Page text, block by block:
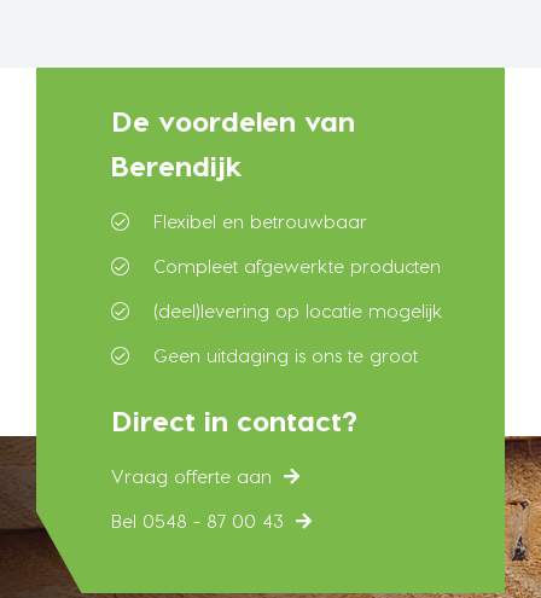
De voordelen van
Berendijk
Flexibel en betrouwbaar
Compleet afgewerkte producten
(deel)levering op locatie mogelijk
Geen uitdaging is ons te groot
Direct in contact?
Vraag offerte aan
Bel 0548 - 87 00 43